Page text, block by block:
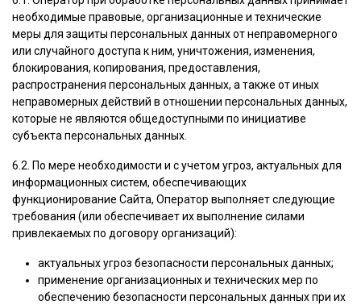
необходимые правовые, организационные и технические
меры для защиты персональных данных от неправомерного
или случайного доступа к ним, уничтожения, изменения,
блокирования, копирования, предоставления,
распространения персональных данных, а также от иных
неправомерных действий в отношении персональных данных,
которые не являются общедоступными по инициативе
субъекта персональных данных.
6.2. По мере необходимости и с учетом угроз, актуальных для
информационных систем, обеспечивающих
функционирование Сайта, Оператор выполняет следующие
требования (или обеспечивает их выполнение силами
привлекаемых по договору организаций):
актуальных угроз безопасности персональных данных;
применение организационных и технических мер по
обеспечению безопасности персональных данных при их